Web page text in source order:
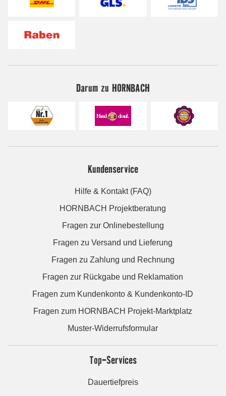
Darum zu HORNBACH
Kundenservice
Hilfe & Kontakt (FAQ)
HORNBACH Projektberatung
Fragen zur Onlinebestellung
Fragen zu Versand und Lieferung
Fragen zu Zahlung und Rechnung
Fragen zur Rückgabe und Reklamation
Fragen zum Kundenkonto & Kundenkonto-ID
Fragen zum HORNBACH Projekt-Marktplatz
Muster-Widerrufsformular
Top-Services
Dauertiefpreis